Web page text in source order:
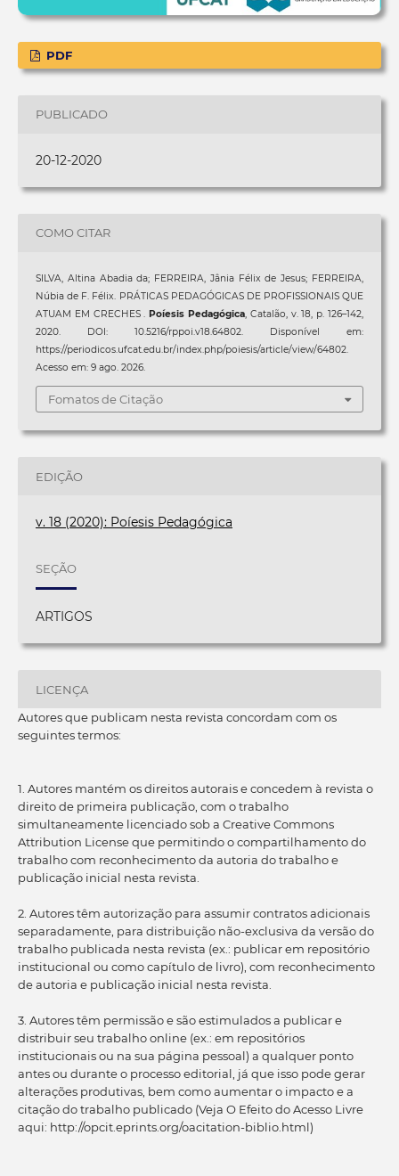
PDF
PUBLICADO
20-12-2020
COMO CITAR
SILVA, Altina Abadia da; FERREIRA, Jânia Félix de Jesus; FERREIRA,
Núbia de F. Félix. PRÁTICAS PEDAGÓGICAS DE PROFISSIONAIS QUE
ATUAM EM CRECHES .Poíesis Pedagógica, Catalão, v. 18, p. 126–142,
2020. DOI: 10.5216/rppoi.v18.64802. Disponível em:
https://periodicos.ufcat.edu.br/index.php/poiesis/article/view/64802.
Acesso em: 9 ago. 2026.
Fomatos de Citação
EDIÇÃO
v. 18 (2020): Poíesis Pedagógica
SEÇÃO
ARTIGOS
LICENÇA
Autores que publicam nesta revista concordam com os
seguintes termos:
1. Autores mantém os direitos autorais e concedem à revista o
direito de primeira publicação, com o trabalho
simultaneamente licenciado sob a Creative Commons
Attribution License que permitindo o compartilhamento do
trabalho com reconhecimento da autoria do trabalho e
publicação inicial nesta revista.
2. Autores têm autorização para assumir contratos adicionais
separadamente, para distribuição não-exclusiva da versão do
trabalho publicada nesta revista (ex.: publicar em repositório
institucional ou como capítulo de livro), com reconhecimento
de autoria e publicação inicial nesta revista.
3. Autores têm permissão e são estimulados a publicar e
distribuir seu trabalho online (ex.: em repositórios
institucionais ou na sua página pessoal) a qualquer ponto
antes ou durante o processo editorial, já que isso pode gerar
alterações produtivas, bem como aumentar o impacto e a
citação do trabalho publicado (Veja O Efeito do Acesso Livre
aqui: http://opcit.eprints.org/oacitation-biblio.html)